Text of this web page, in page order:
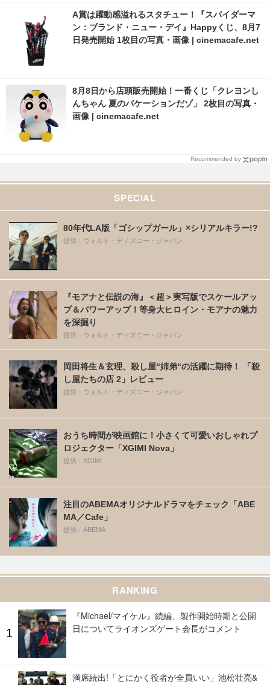
A賞は躍動感溢れるスタチュー！『スパイダーマ
ン：ブランド・ニュー・デイ』Happyくじ、8月7
日発売開始 1枚目の写真・画像 | cinemacafe.net
8月8日から店頭販売開始！一番くじ「クレヨンし
んちゃん 夏のバケーションだゾ」 2枚目の写真・
画像 | cinemacafe.net
Recommended by
SPECIAL
80年代LA版「ゴシップガール」×シリアルキラー!?
提供：ウォルト・ディズニー・ジャパン
『モアナと伝説の海』＜超＞実写版でスケールアッ
プ＆パワーアップ！等身大ヒロイン・モアナの魅力
を深掘り
提供：ウォルト・ディズニー・ジャパン
岡田将生＆玄理、殺し屋“姉弟“の活躍に期待！ 「殺
し屋たちの店 2」レビュー
提供：ウォルト・ディズニー・ジャパン
おうち時間が映画館に！小さくて可愛いおしゃれプ
ロジェクター「XGIMI Nova」
提供：XGIMI
注目のABEMAオリジナルドラマをチェック「ABE
MA／Cafe」
提供：ABEMA
RANKING
『Michael/マイケル』続編、製作開始時期と公開
日についてライオンズゲート会長がコメント
満席続出!「とにかく役者が全員いい」池松壮亮&